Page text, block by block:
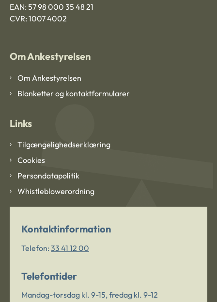
EAN: 57 98 000 35 48 21
CVR: 1007 4002
Om Ankestyrelsen
Om Ankestyrelsen
Blanketter og kontaktformularer
Links
Tilgængelighedserklæring
Cookies
Persondatapolitik
Whistleblowerordning
Kontaktinformation
Telefon: 33 41 12 00
Telefontider
Mandag-torsdag kl. 9-15, fredag kl. 9-12